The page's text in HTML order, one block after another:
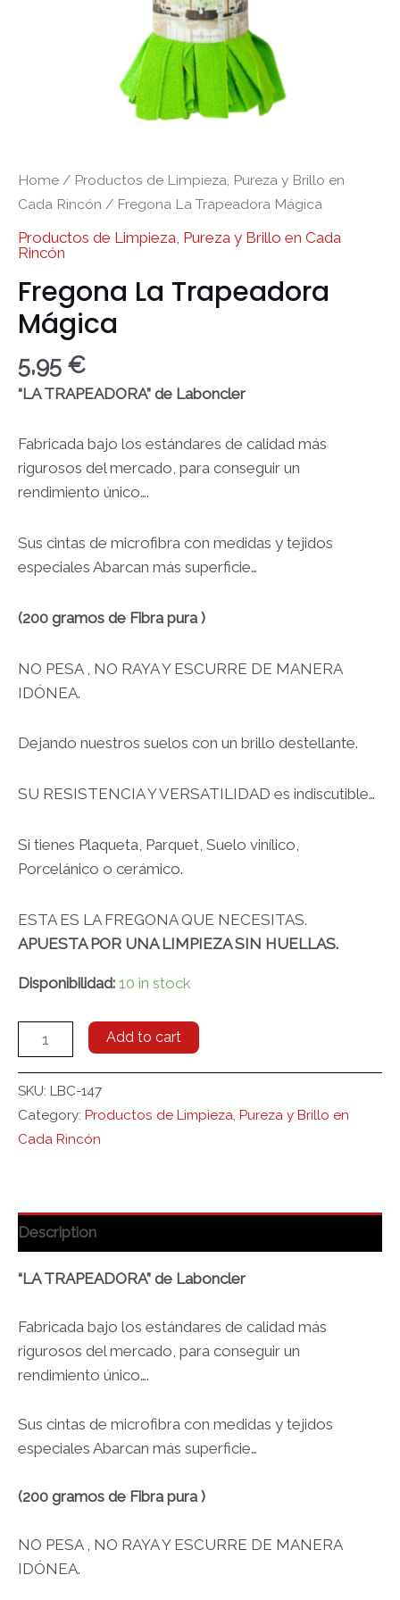
Home / Productos de Limpieza, Pureza y Brillo en
Cada Rincón / Fregona La Trapeadora Mágica
Productos de Limpieza, Pureza y Brillo en Cada
Rincón
Fregona La Trapeadora
Mágica
5,95 €
“LA TRAPEADORA” de Laboncler
Fabricada bajo los estándares de calidad más
rigurosos del mercado, para conseguir un
rendimiento único….
Sus cintas de microfibra con medidas y tejidos
especiales Abarcan más superficie…
(200 gramos de Fibra pura )
NO PESA , NO RAYA Y ESCURRE DE MANERA
IDÓNEA.
Dejando nuestros suelos con un brillo destellante.
SU RESISTENCIA Y VERSATILIDAD es indiscutible…
Si tienes Plaqueta, Parquet, Suelo vinílico,
Porcelánico o cerámico.
ESTA ES LA FREGONA QUE NECESITAS.
APUESTA POR UNA LIMPIEZA SIN HUELLAS.
Disponibilidad: 10 in stock
Add to cart
SKU: LBC-147
Category: Productos de Limpieza, Pureza y Brillo en
Cada Rincón
Description
“LA TRAPEADORA” de Laboncler
Fabricada bajo los estándares de calidad más
rigurosos del mercado, para conseguir un
rendimiento único….
Sus cintas de microfibra con medidas y tejidos
especiales Abarcan más superficie…
(200 gramos de Fibra pura )
NO PESA , NO RAYA Y ESCURRE DE MANERA
IDÓNEA.